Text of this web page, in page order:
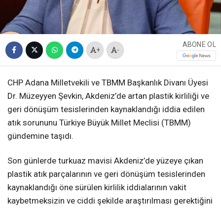
+ -
ABONE OL
CHP Adana Milletvekili ve TBMM Başkanlık Divanı Üyesi
Dr. Müzeyyen Şevkin, Akdeniz’de artan plastik kirliliği ve
geri dönüşüm tesislerinden kaynaklandığı iddia edilen
atık sorununu Türkiye Büyük Millet Meclisi (TBMM)
gündemine taşıdı.
Son günlerde turkuaz mavisi Akdeniz’de yüzeye çıkan
plastik atık parçalarının ve geri dönüşüm tesislerinden
kaynaklandığı öne sürülen kirlilik iddialarının vakit
kaybetmeksizin ve ciddi şekilde araştırılması gerektiğini